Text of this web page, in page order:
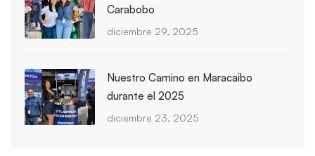
Carabobo
diciembre 29, 2025
Nuestro Camino en Maracaibo
durante el 2025
diciembre 23, 2025